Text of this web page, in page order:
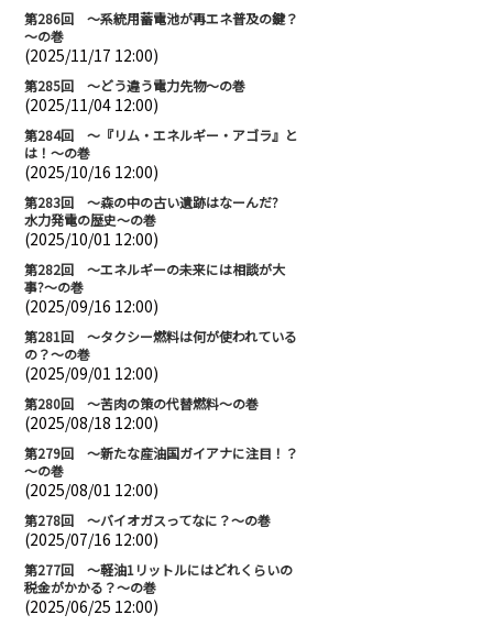
第286回 ～系統用蓄電池が再エネ普及の鍵？
～の巻
(2025/11/17 12:00)
第285回 ～どう違う電力先物～の巻
(2025/11/04 12:00)
第284回 ～『リム・エネルギー・アゴラ』と
は！～の巻
(2025/10/16 12:00)
第283回 ～森の中の古い遺跡はなーんだ?
水力発電の歴史～の巻
(2025/10/01 12:00)
第282回 ～エネルギーの未来には相談が大
事?～の巻
(2025/09/16 12:00)
第281回 ～タクシー燃料は何が使われている
の？～の巻
(2025/09/01 12:00)
第280回 ～苦肉の策の代替燃料～の巻
(2025/08/18 12:00)
第279回 ～新たな産油国ガイアナに注目！？
～の巻
(2025/08/01 12:00)
第278回 ～バイオガスってなに？～の巻
(2025/07/16 12:00)
第277回 ～軽油1リットルにはどれくらいの
税金がかかる？～の巻
(2025/06/25 12:00)